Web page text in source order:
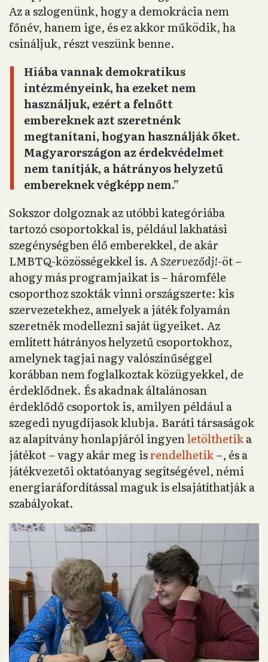
Az a szlogenünk, hogy a demokrácia nem
főnév, hanem ige, és ez akkor működik, ha
csináljuk, részt veszünk benne.
Hiába vannak demokratikus
intézményeink, ha ezeket nem
használjuk, ezért a felnőtt
embereknek azt szeretnénk
megtanítani, hogyan használják őket.
Magyarországon az érdekvédelmet
nem tanítják, a hátrányos helyzetű
embereknek végképp nem.”
Sokszor dolgoznak az utóbbi kategóriába
tartozó csoportokkal is, például lakhatási
szegénységben élő emberekkel, de akár
LMBTQ-közösségekkel is. ASzerveződj!-öt –
ahogy más programjaikat is – háromféle
csoporthoz szokták vinni országszerte: kis
szervezetekhez, amelyek a játék folyamán
szeretnék modellezni saját ügyeiket. Az
említett hátrányos helyzetű csoportokhoz,
amelynek tagjai nagy valószínűséggel
korábban nem foglalkoztak közügyekkel, de
érdeklődnek. És akadnak általánosan
érdeklődő csoportok is, amilyen például a
szegedi nyugdíjasok klubja. Baráti társaságok
az alapítvány honlapjáról ingyenletölthetika
játékot – vagy akár meg isrendelhetik–, és a
játékvezetői oktatóanyag segítségével, némi
energiaráfordítással maguk is elsajátíthatják a
szabályokat.